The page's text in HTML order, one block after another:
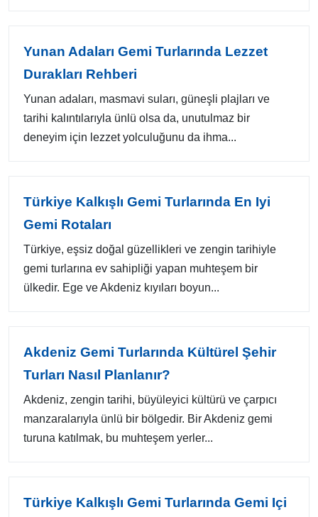
Yunan Adaları Gemi Turlarında Lezzet
Durakları Rehberi
Yunan adaları, masmavi suları, güneşli plajları ve
tarihi kalıntılarıyla ünlü olsa da, unutulmaz bir
deneyim için lezzet yolculuğunu da ihma...
Türkiye Kalkışlı Gemi Turlarında En Iyi
Gemi Rotaları
Türkiye, eşsiz doğal güzellikleri ve zengin tarihiyle
gemi turlarına ev sahipliği yapan muhteşem bir
ülkedir. Ege ve Akdeniz kıyıları boyun...
Akdeniz Gemi Turlarında Kültürel Şehir
Turları Nasıl Planlanır?
Akdeniz, zengin tarihi, büyüleyici kültürü ve çarpıcı
manzaralarıyla ünlü bir bölgedir. Bir Akdeniz gemi
turuna katılmak, bu muhteşem yerler...
Türkiye Kalkışlı Gemi Turlarında Gemi Içi